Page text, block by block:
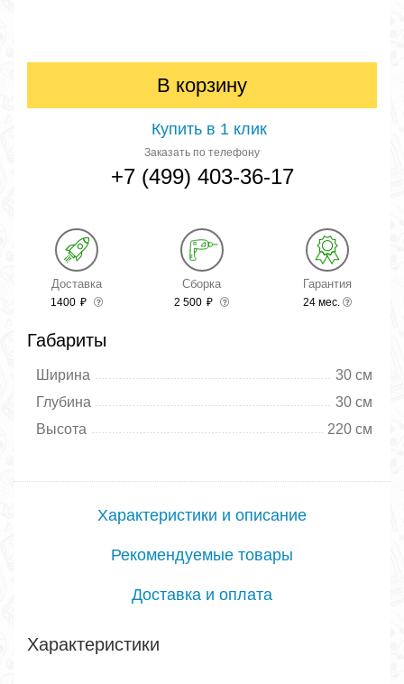
В корзину
Купить в 1 клик
Заказать по телефону
+7 (499) 403-36-17
Доставка
1400 ₽
Сборка
2 500 ₽
Гарантия
24 мес.
Габариты
Ширина
30 см
Глубина
30 см
Высота
220 см
Характеристики и описание
Рекомендуемые товары
Доставка и оплата
Характеристики